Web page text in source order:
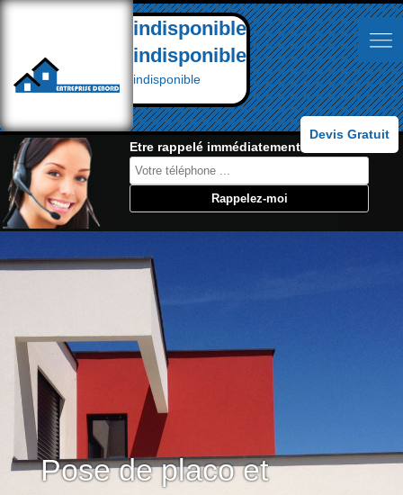
indisponible
indisponible
indisponible
Devis Gratuit
Etre rappelé immédiatement:
Pose de placo et